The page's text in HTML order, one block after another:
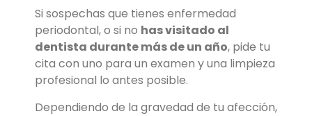
Si sospechas que tienes enfermedad
periodontal, o si no has visitado al
dentista durante más de un año, pide tu
cita con uno para un examen y una limpieza
profesional lo antes posible.
Dependiendo de la gravedad de tu afección,